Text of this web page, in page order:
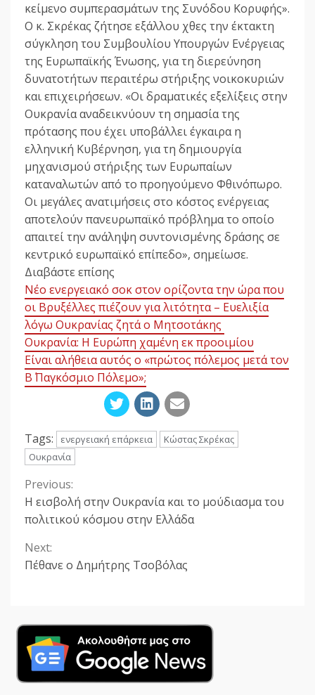
κείμενο συμπερασμάτων της Συνόδου Κορυφής».
Ο κ. Σκρέκας ζήτησε εξάλλου χθες την έκτακτη
σύγκληση του Συμβουλίου Υπουργών Ενέργειας
της Ευρωπαϊκής Ένωσης, για τη διερεύνηση
δυνατοτήτων περαιτέρω στήριξης νοικοκυριών
και επιχειρήσεων. «Οι δραματικές εξελίξεις στην
Ουκρανία αναδεικνύουν τη σημασία της
πρότασης που έχει υποβάλλει έγκαιρα η
ελληνική Κυβέρνηση, για τη δημιουργία
μηχανισμού στήριξης των Ευρωπαίων
καταναλωτών από το προηγούμενο Φθινόπωρο.
Οι μεγάλες ανατιμήσεις στο κόστος ενέργειας
αποτελούν πανευρωπαϊκό πρόβλημα το οποίο
απαιτεί την ανάληψη συντονισμένης δράσης σε
κεντρικό ευρωπαϊκό επίπεδο», σημείωσε.
Διαβάστε επίσης
Νέο ενεργειακό σοκ στον ορίζοντα την ώρα που
οι Βρυξέλλες πιέζουν για λιτότητα – Ευελιξία
λόγω Ουκρανίας ζητά ο Μητσοτάκης
Ουκρανία: Η Ευρώπη χαμένη εκ προοιμίου
Είναι αλήθεια αυτός ο «πρώτος πόλεμος μετά τον
Β΄ Παγκόσμιο Πόλεμο»;
Tags: ενεργειακή επάρκεια
Κώστας Σκρέκας
Ουκρανία
Continue
Reading
Previous:
Η εισβολή στην Ουκρανία και τo μούδιασμα του
πολιτικού κόσμου στην Ελλάδα
Next:
Πέθανε ο Δημήτρης Τσοβόλας